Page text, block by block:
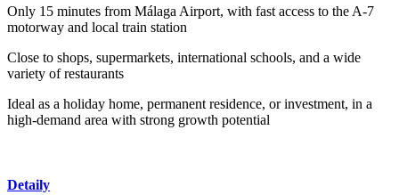
Only 15 minutes from Málaga Airport, with fast access to the A-7
motorway and local ‌train ‌station
Close ‌to ‌shops, ‌supermarkets, international ‌schools, ‌and a ‌wide
variety ‌of restaurants
Ideal as ‌a ‌holiday ‌home, permanent residence, ‌or ‌investment, in a
‌high-demand ‌area ‌with ‌strong ‌growth ‌potential
Detaily